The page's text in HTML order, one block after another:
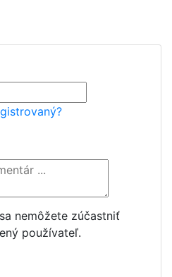
nemôžete zúčastniť
používateľ.